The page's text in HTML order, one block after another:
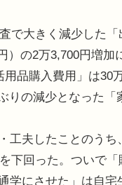
で大きく減少した
）の2万3,700円増
品購入費用」は30
の減少となった「
夫したことのうち
下回った。ついで
学にさせた」は自